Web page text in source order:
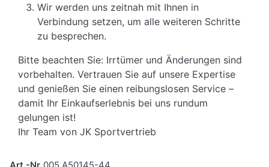
Wir werden uns zeitnah mit Ihnen in
Verbindung setzen, um alle weiteren Schritte
zu besprechen.
Bitte beachten Sie: Irrtümer und Änderungen sind
vorbehalten. Vertrauen Sie auf unsere Expertise
und genießen Sie einen reibungslosen Service –
damit Ihr Einkaufserlebnis bei uns rundum
gelungen ist!
Ihr Team von JK Sportvertrieb